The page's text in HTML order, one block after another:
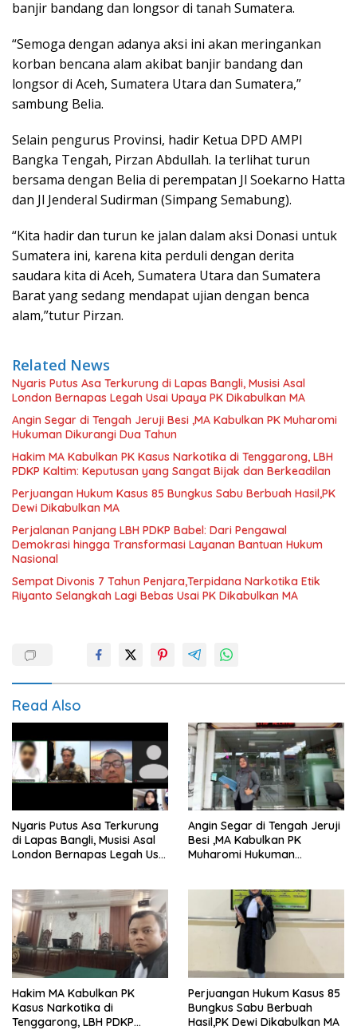
banjir bandang dan longsor di tanah Sumatera.
“Semoga dengan adanya aksi ini akan meringankan
korban bencana alam akibat banjir bandang dan
longsor di Aceh, Sumatera Utara dan Sumatera,”
sambung Belia.
Selain pengurus Provinsi, hadir Ketua DPD AMPI
Bangka Tengah, Pirzan Abdullah. Ia terlihat turun
bersama dengan Belia di perempatan Jl Soekarno Hatta
dan Jl Jenderal Sudirman (Simpang Semabung).
“Kita hadir dan turun ke jalan dalam aksi Donasi untuk
Sumatera ini, karena kita perduli dengan derita
saudara kita di Aceh, Sumatera Utara dan Sumatera
Barat yang sedang mendapat ujian dengan benca
alam,”tutur Pirzan.
Related News
Nyaris Putus Asa Terkurung di Lapas Bangli, Musisi Asal
London Bernapas Legah Usai Upaya PK Dikabulkan MA
Angin Segar di Tengah Jeruji Besi ,MA Kabulkan PK Muharomi
Hukuman Dikurangi Dua Tahun
Hakim MA Kabulkan PK Kasus Narkotika di Tenggarong, LBH
PDKP Kaltim: Keputusan yang Sangat Bijak dan Berkeadilan
Perjuangan Hukum Kasus 85 Bungkus Sabu Berbuah Hasil,PK
Dewi Dikabulkan MA
Perjalanan Panjang LBH PDKP Babel: Dari Pengawal
Demokrasi hingga Transformasi Layanan Bantuan Hukum
Nasional
Sempat Divonis 7 Tahun Penjara,Terpidana Narkotika Etik
Riyanto Selangkah Lagi Bebas Usai PK Dikabulkan MA
Read Also
Nyaris Putus Asa Terkurung
di Lapas Bangli, Musisi Asal
London Bernapas Legah Usai
Angin Segar di Tengah Jeruji
Besi ,MA Kabulkan PK
Muharomi Hukuman
Hakim MA Kabulkan PK
Kasus Narkotika di
Tenggarong, LBH PDKP
Perjuangan Hukum Kasus 85
Bungkus Sabu Berbuah
Hasil,PK Dewi Dikabulkan MA